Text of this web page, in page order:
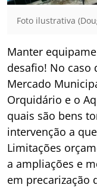
Foto ilustrativa
Manter
desafio! No caso
Mercado
Orquidário e o
quais são bens
intervenção a
Limitações
a ampliações e
em precarização